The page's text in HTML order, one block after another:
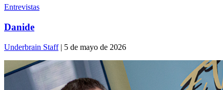
Entrevistas
Danide
Underbrain Staff| 5 de mayo de 2026